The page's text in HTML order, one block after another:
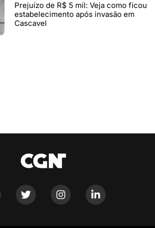
Prejuízo de R$ 5 mil: Veja como ficou
estabelecimento após invasão em
Cascavel